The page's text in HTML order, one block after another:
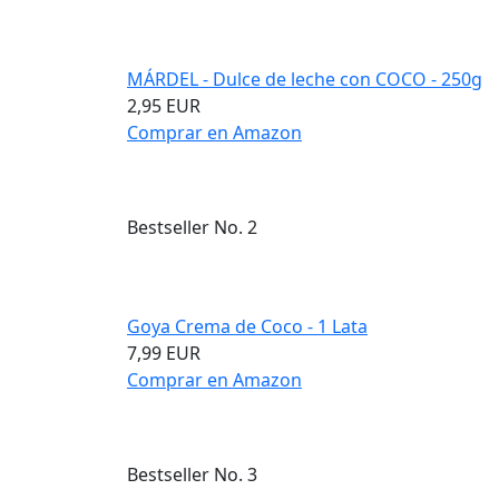
MÁRDEL - Dulce de leche con COCO - 250g
2,95 EUR
Comprar en Amazon
Bestseller No. 2
Goya Crema de Coco - 1 Lata
7,99 EUR
Comprar en Amazon
Bestseller No. 3